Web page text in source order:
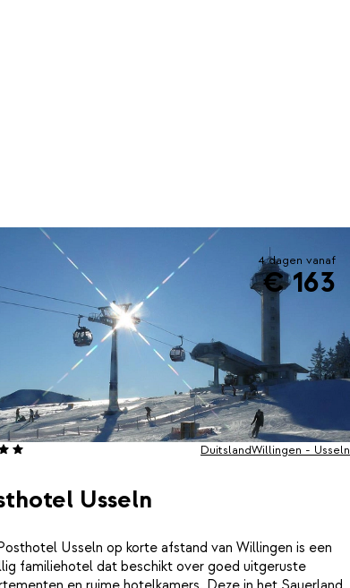
4 dagen vanaf
€ 163
Usseln
DuitslandWillingen - Usseln
Usseln op korte afstand van Willingen is een
familiehotel dat beschikt over goed uitgeruste